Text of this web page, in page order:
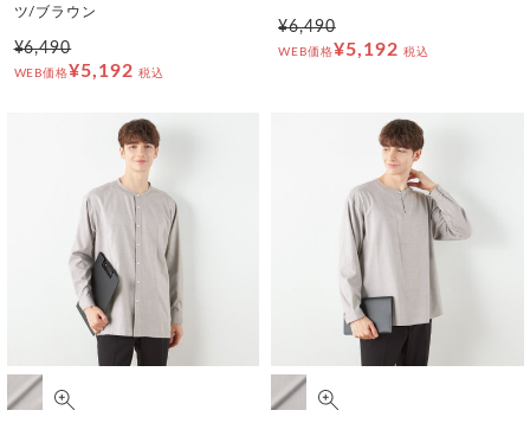
ツ/ブラウン
¥6,490
WEB価格¥5,192 税込
¥6,490
WEB価格¥5,192 税込